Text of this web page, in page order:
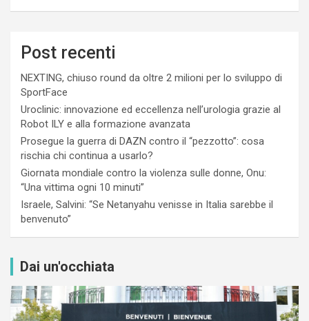
Post recenti
NEXTING, chiuso round da oltre 2 milioni per lo sviluppo di
SportFace
Uroclinic: innovazione ed eccellenza nell’urologia grazie al
Robot ILY e alla formazione avanzata
Prosegue la guerra di DAZN contro il “pezzotto”: cosa
rischia chi continua a usarlo?
Giornata mondiale contro la violenza sulle donne, Onu:
“Una vittima ogni 10 minuti”
Israele, Salvini: “Se Netanyahu venisse in Italia sarebbe il
benvenuto”
Dai un'occhiata